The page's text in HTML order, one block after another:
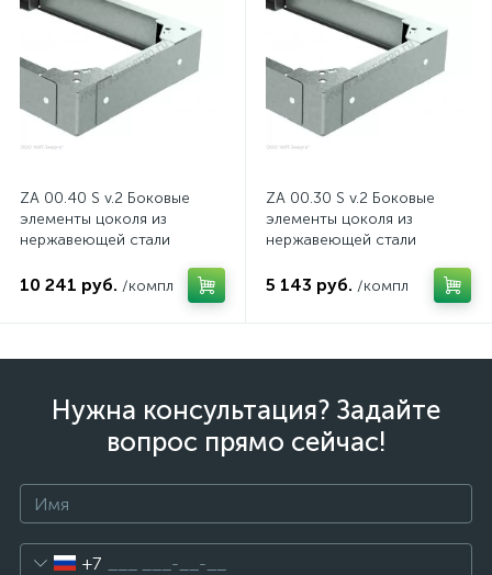
ZA 00.40 S v.2 Боковые
элементы цоколя из
нержавеющей стали
10 241 руб. /компл
ZA 00.30 S v.2 Боковые
элементы цоколя из
нержавеющей стали
5 143 руб. /компл
Нужна консультация? Задайте
вопрос прямо сейчас!
+7